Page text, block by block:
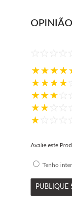
Avalie este
Tenho
PUBLIQUE